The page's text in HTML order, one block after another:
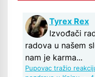
Tyrex Rex
Izvođači
radova u našem
nam je karma...
Pupovac tražio